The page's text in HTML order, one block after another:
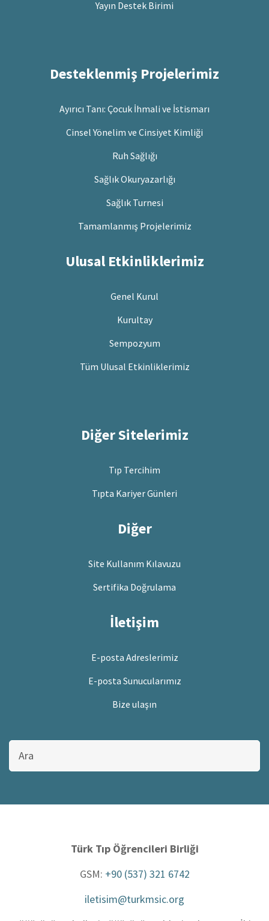
Yayın Destek Birimi
Desteklenmiş Projelerimiz
Ayırıcı Tanı: Çocuk İhmali ve İstismarı
Cinsel Yönelim ve Cinsiyet Kimliği
Ruh Sağlığı
Sağlık Okuryazarlığı
Sağlık Turnesi
Tamamlanmış Projelerimiz
Ulusal Etkinliklerimiz
Genel Kurul
Kurultay
Sempozyum
Tüm Ulusal Etkinliklerimiz
Diğer Sitelerimiz
Tıp Tercihim
Tıpta Kariyer Günleri
Diğer
Site Kullanım Kılavuzu
Sertifika Doğrulama
İletişim
E-posta Adreslerimiz
E-posta Sunucularımız
Bize ulaşın
Bu
sitede
ara
Türk Tıp Öğrencileri Birliği
GSM: +90 (537) 321 6742
iletisim@turkmsic.org